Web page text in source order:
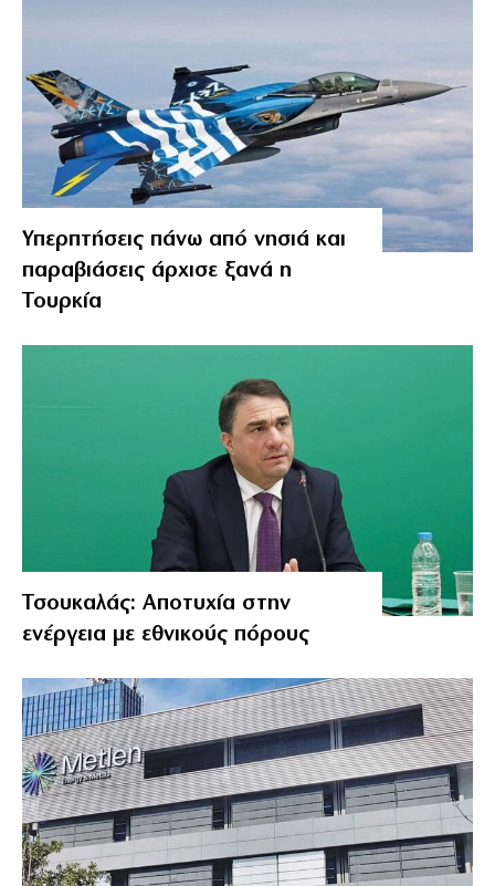
Υπερπτήσεις πάνω από νησιά και
παραβιάσεις άρχισε ξανά η
Τουρκία
Τσουκαλάς: Αποτυχία στην
ενέργεια με εθνικούς πόρους